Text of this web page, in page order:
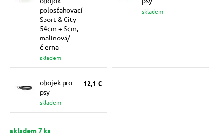
podložky
polosťahovací
Sport & City
54cm + 5cm,
malinová/
čierna
skladem
skladem
obojek pro
psy
skladem
12,1 €
skladem 7 ks